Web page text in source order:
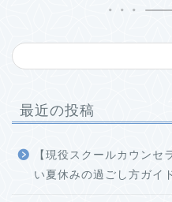
最近の投稿
【現役スクールカウンセ
い夏休みの過ごし方ガイ